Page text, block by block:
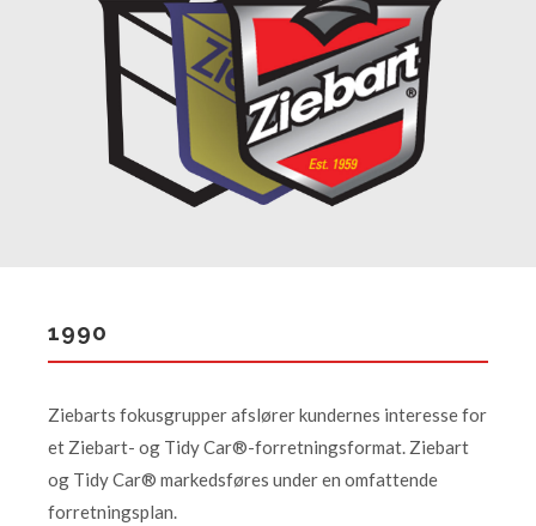
1990
Ziebarts fokusgrupper afslører kundernes interesse for
et Ziebart- og Tidy Car®-forretningsformat. Ziebart
og Tidy Car® markedsføres under en omfattende
forretningsplan.